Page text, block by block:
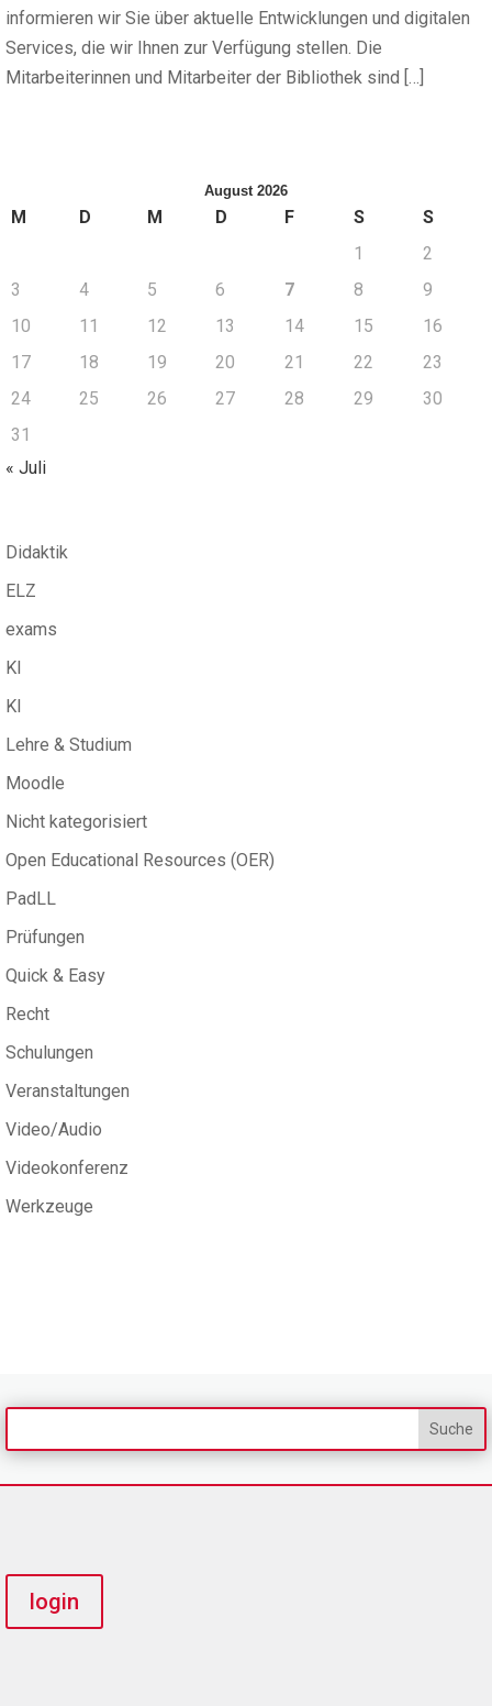
informieren wir Sie über aktuelle Entwicklungen und digitalen
Services, die wir Ihnen zur Verfügung stellen. Die
Mitarbeiterinnen und Mitarbeiter der Bibliothek sind […]
August 2026
M D M D F S
S
1
2
3
4 5 6 7 8
9
10
11 12 13 14 15
16
17
18 19 20 21 22
23
24
25 26 27 28 29
30
31
« Juli
Didaktik
ELZ
exams
KI
KI
Lehre & Studium
Moodle
Nicht kategorisiert
Open Educational Resources (OER)
PadLL
Prüfungen
Quick & Easy
Recht
Schulungen
Veranstaltungen
Video/Audio
Videokonferenz
Werkzeuge
login